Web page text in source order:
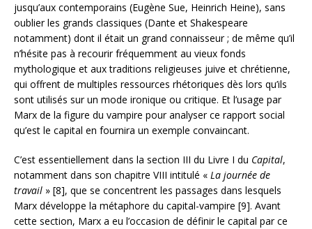
jusqu’aux contemporains (Eugène Sue, Heinrich Heine), sans
oublier les grands classiques (Dante et Shakespeare
notamment) dont il était un grand connaisseur ; de même qu’il
n’hésite pas à recourir fréquemment au vieux fonds
mythologique et aux traditions religieuses juive et chrétienne,
qui offrent de multiples ressources rhétoriques dès lors qu’ils
sont utilisés sur un mode ironique ou critique. Et l’usage par
Marx de la figure du vampire pour analyser ce rapport social
qu’est le capital en fournira un exemple convaincant.
C’est essentiellement dans la section III du Livre I du Capital,
notamment dans son chapitre VIII intitulé « La journée de
travail » [8], que se concentrent les passages dans lesquels
Marx développe la métaphore du capital-vampire [9]. Avant
cette section, Marx a eu l’occasion de définir le capital par ce